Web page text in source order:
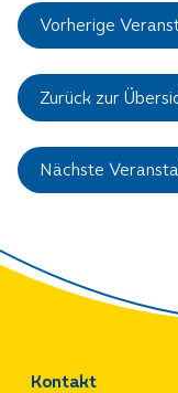
Vorherige
Zurück zur
Nächste
Kontakt